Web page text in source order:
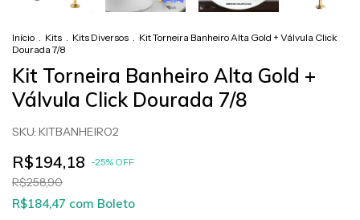
Início Kits Kits Diversos
Kit Torneira Banheiro Alta Gold + Válvula Click
Dourada 7/8
Kit Torneira Banheiro Alta Gold +
Válvula Click Dourada 7/8
SKU: KITBANHEIRO2
R$194,18 -25% OFF
R$258,90
R$184,47 com Boleto